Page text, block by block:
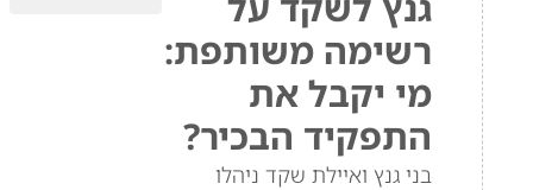
רשימה משותפת:
מי יקבל את
התפקיד הבכיר?
בני גנץ ואיילת שקד ניהלו